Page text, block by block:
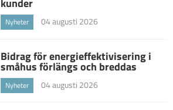
Nyheter 04 augusti 2026
Bidrag för energieffektivisering i
småhus förlängs och breddas
Nyheter 04 augusti 2026